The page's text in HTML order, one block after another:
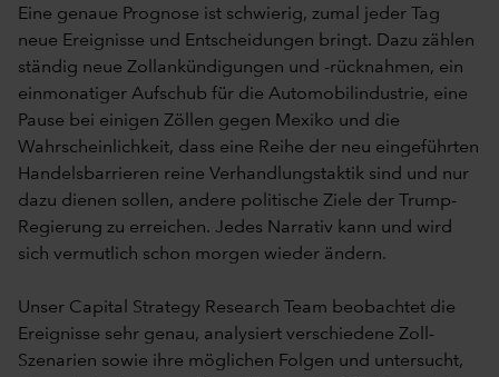
Eine genaue Prognose ist schwierig, zumal jeder Tag
neue Ereignisse und Entscheidungen bringt. Dazu zählen
ständig neue Zollankündigungen und -rücknahmen, ein
einmonatiger Aufschub für die Automobilindustrie, eine
Pause bei einigen Zöllen gegen Mexiko und die
Wahrscheinlichkeit, dass eine Reihe der neu eingeführten
Handelsbarrieren reine Verhandlungstaktik sind und nur
dazu dienen sollen, andere politische Ziele der Trump-
Regierung zu erreichen. Jedes Narrativ kann und wird
sich vermutlich schon morgen wieder ändern.
Unser Capital Strategy Research Team beobachtet die
Ereignisse sehr genau, analysiert verschiedene Zoll-
Szenarien sowie ihre möglichen Folgen und untersucht,